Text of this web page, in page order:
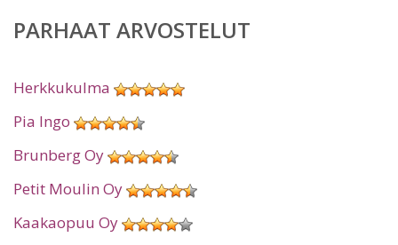
PARHAAT ARVOSTELUT
Herkkukulma
Pia Ingo
Brunberg Oy
Petit Moulin Oy
Kaakaopuu Oy